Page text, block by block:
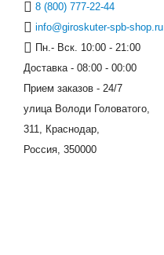
8 (800) 777-22-44
info@giroskuter-spb-shop.ru
Пн.- Вск. 10:00 - 21:00
Доставка - 08:00 - 00:00
Прием заказов - 24/7
улица Володи Головатого,
311, Краснодар,
Россия, 350000